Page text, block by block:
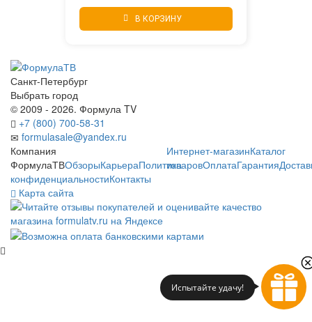
В КОРЗИНУ
Санкт-Петербург
Выбрать город
© 2009 - 2026. Формула TV
+7 (800) 700-58-31
formulasale@yandex.ru
Компания
ФормулаТВОбзорыКарьераПолитика
конфиденциальностиКонтакты
Интернет-магазинКаталог
товаровОплатаГарантия
Карта сайта
Испытайте удачу!